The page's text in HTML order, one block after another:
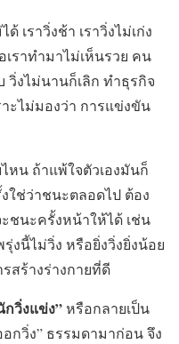
เราวิ่งช้า เราวิ่งไม่เก่ง
ราทำมาไม่เห็นรวย คน
งไม่นานก็เลิก ทำธุรกิจ
ะไม่มองว่า การแข่งขัน
หน ถ้าแพ้ใจตัวเองมันก็
ใช่ว่าชนะตลอดไป ต้อง
ชนะครั้งหน้าให้ได้ เช่น
งนี้ไม่วิ่ง หรือยิ่งวิ่งยิ่งน้อย
สร้างร่างกายที่ดี
กวิ่งแข่ง”หรือกลายเป็น
กวิ่ง” ธรรมดามาก่อน จึง